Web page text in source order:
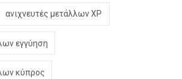
ανιχνευτές μετάλλων XP
εγγύηση
κύπρος